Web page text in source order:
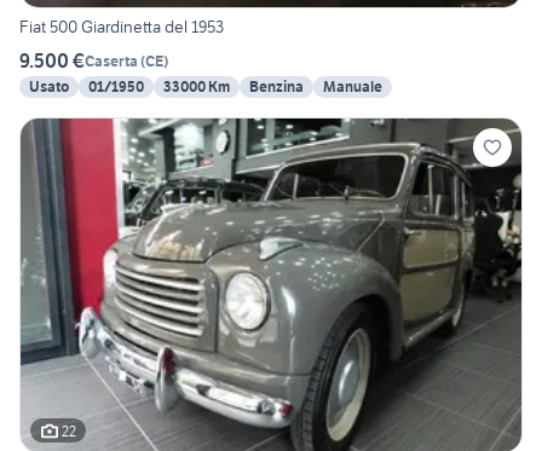
Fiat 500 Giardinetta del 1953
9.500 €Caserta (CE)
Usato
01/1950 33000 Km Benzina Manuale
22